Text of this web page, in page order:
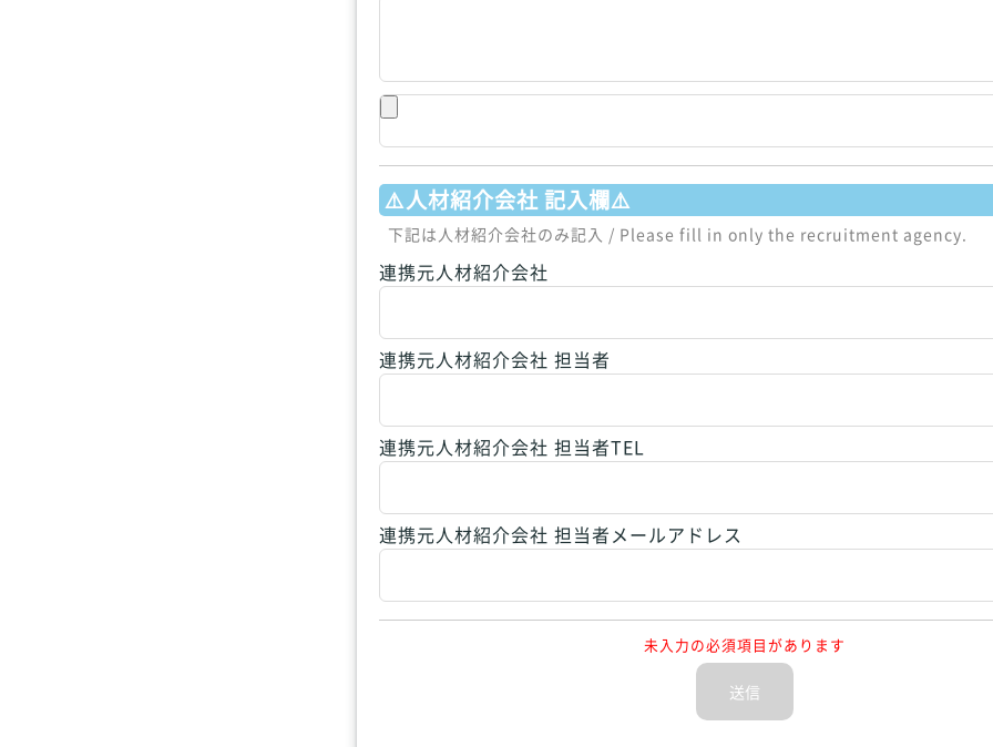
⚠️人材紹介会社 記入欄⚠️
下記は人材紹介会社のみ記入 / Please fill in only the recruitment agency.
連携元人材紹介会社
連携元人材紹介会社 担当者
連携元人材紹介会社 担当者TEL
連携元人材紹介会社 担当者メールアドレス
未入力の必須項目があります
送信